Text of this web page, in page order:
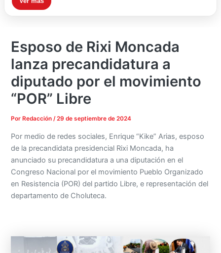
Esposo de Rixi Moncada
lanza precandidatura a
diputado por el movimiento
“POR” Libre
Por Redacción/29 de septiembre de 2024
Por medio de redes sociales, Enrique “Kike” Arias, esposo
de la precandidata presidencial Rixi Moncada, ha
anunciado su precandidatura a una diputación en el
Congreso Nacional por el movimiento Pueblo Organizado
en Resistencia (POR) del partido Libre, e representación del
departamento de Choluteca.